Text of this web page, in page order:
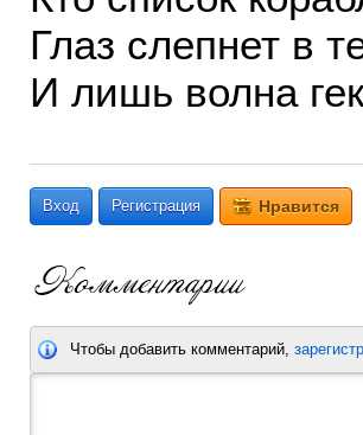
Глаз слепнет в
И лишь волна
Вход Регистрация Нравится
Чтобы добавить комментарий,